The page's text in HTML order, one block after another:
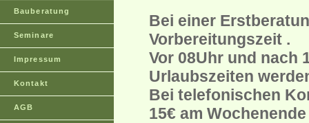
Bauberatung
Seminare
Impressum
Kontakt
AGB
Bei einer
Vorbereitungszeit .
Vor 08Uhr und nach
Urlaubszeiten
Bei telefonischen
15€ am